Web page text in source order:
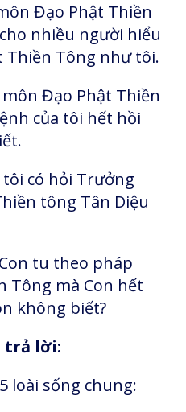
Đạo Phật Thiền
nhiều người hiểu
Thiền Tông như tôi.
Đạo Phật Thiền
của tôi hết hồi
có hỏi Trưởng
tông Tân Diệu
tu theo pháp
Tông mà Con hết
không biết?
trả lời:
loài sống chung: